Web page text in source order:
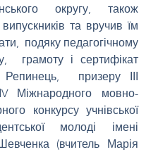
округу, також
випускників та вручив їм
подяку педагогічному
грамоту і сертифікат
Репинець,  призеру ІІІ
Міжнародного мовно-
конкурсу учнівської
молоді імені
(вчитель Марія